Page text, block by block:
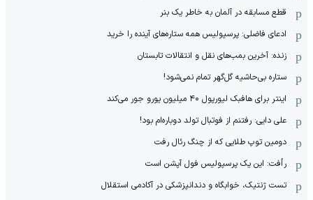
قطع مسابقه در آلمان به خاطر یک بنر
ادعای فاضلی: پرسپولیس همه ستاره‌های آینده را خرید
زنده: آخرین بمب‌های نقل و انتقالات تابستان
ستاره بی‌حاشیه گل‌گهر تمام نمی‌شود!
اینتر برای هافبک لیورپول ۴۰ میلیون یورو جور می‌کند
علی دایی: رفتنم از فوتبال تولد دوباره‌ام بود!
دومین توپ طلایی که از چنگ رئال رفت
رأفت: این یک پرسپولیس فول آپشن است
تست ژنتیک، خوابگاه و دندانپزشکی در آکادمی استقلال